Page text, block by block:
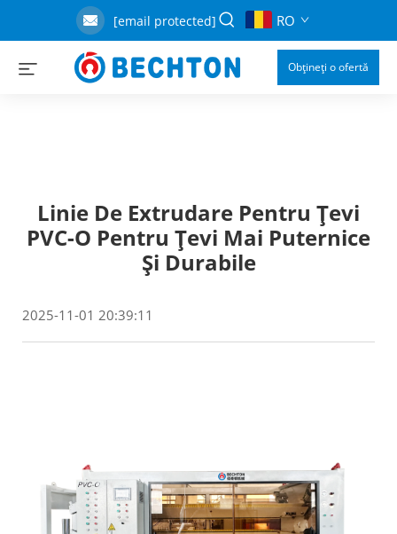
[email protected] RO
Obțineți o ofertă
Linie De Extrudare Pentru Țevi
PVC-O Pentru Țevi Mai Puternice
Și Durabile
2025-11-01 20:39:11